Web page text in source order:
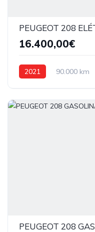
PEUGEOT 208
16.400,00€
2021 90.000 km
PEUGEOT 208